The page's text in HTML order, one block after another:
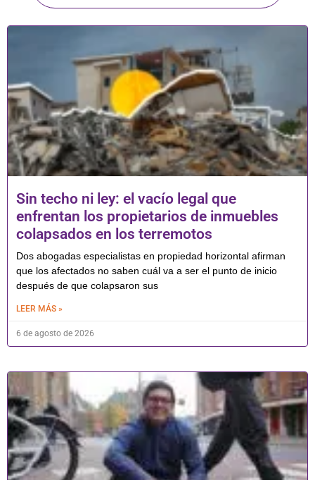
Sin techo ni ley: el vacío legal que
enfrentan los propietarios de inmuebles
colapsados en los terremotos
Dos abogadas especialistas en propiedad horizontal afirman
que los afectados no saben cuál va a ser el punto de inicio
después de que colapsaron sus
LEER MÁS »
6 de agosto de 2026